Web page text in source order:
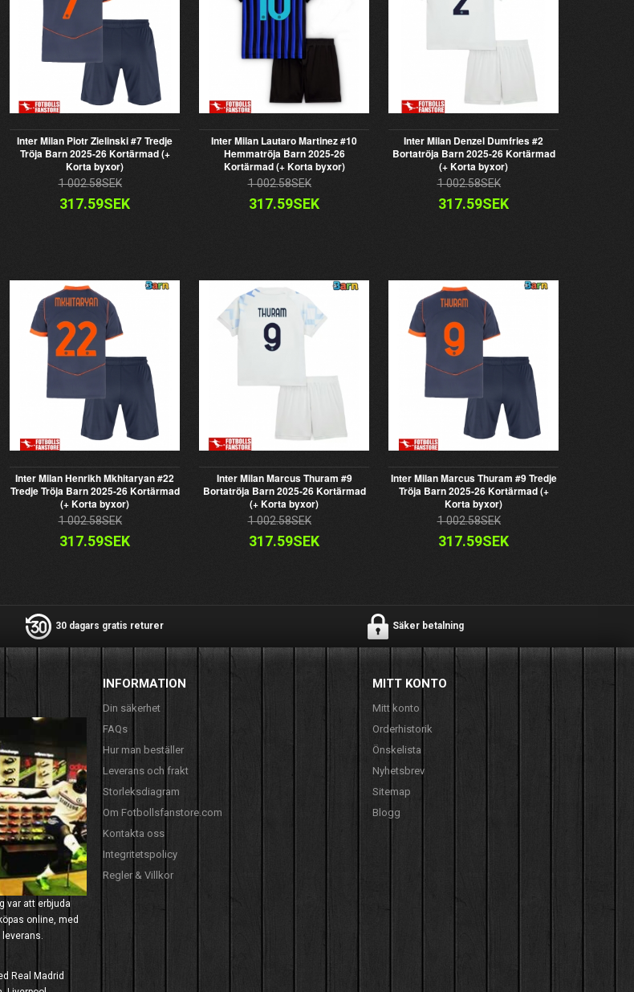
Inter Milan Piotr Zielinski #7 Tredje
Tröja Barn 2025-26 Kortärmad (+
Korta byxor)
1 002.58SEK
317.59SEK
Inter Milan Lautaro Martinez #10
Hemmatröja Barn 2025-26
Kortärmad (+ Korta byxor)
1 002.58SEK
317.59SEK
Inter Milan Denzel Dumfries #2
Bortatröja Barn 2025-26 Kortärmad
(+ Korta byxor)
1 002.58SEK
317.59SEK
Inter Milan Henrikh Mkhitaryan #22
Tredje Tröja Barn 2025-26 Kortärmad
(+ Korta byxor)
1 002.58SEK
317.59SEK
Inter Milan Marcus Thuram #9
Bortatröja Barn 2025-26 Kortärmad
(+ Korta byxor)
1 002.58SEK
317.59SEK
Inter Milan Marcus Thuram #9 Tredje
Tröja Barn 2025-26 Kortärmad (+
Korta byxor)
1 002.58SEK
317.59SEK
30 dagars gratis returer Säker betalning
var att erbjuda
online, med
Real Madrid
INFORMATION
Din säkerhet
FAQs
Hur man beställer
Leverans och frakt
Storleksdiagram
Om Fotbollsfanstore.com
Kontakta oss
Integritetspolicy
Regler & Villkor
MITT KONTO
Mitt konto
Orderhistorik
Önskelista
Nyhetsbrev
Sitemap
Blogg